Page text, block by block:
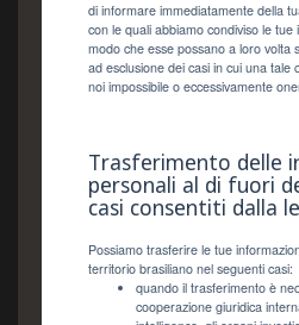
di informare immediatamente della
con le quali abbiamo condiviso le
modo che esse possano a loro volta
ad esclusione dei casi in cui una tale
noi impossibile o eccessivamente
Trasferimento delle
personali al di fuori
casi consentiti dalla
Possiamo trasferire le tue
territorio brasiliano nel seguenti casi:
quando il trasferimento è
cooperazione giuridica